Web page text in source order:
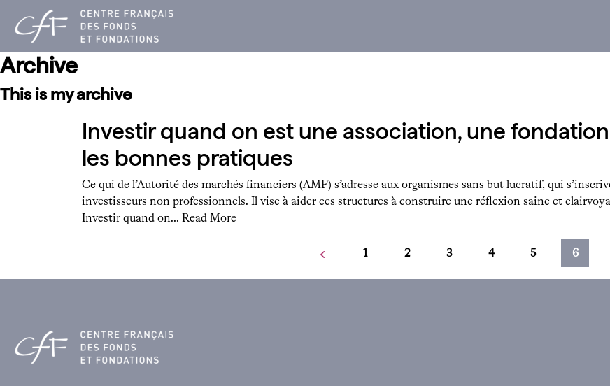
contenu
Archive
This is my archive
Investir quand on est une association, une
les bonnes pratiques
Ce qui de l’Autorité des marchés financiers (AMF) s’adresse aux organismes sans but lucratif, qui
investisseurs non professionnels. Il vise à aider ces structures à construire une réflexion saine et
Investir quand on… Read More
1 2 3 4 5 6